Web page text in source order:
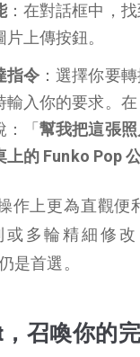
：在對話框中，
上傳按鈕。
指令 ：選擇你要
輸入你的要求。
：「幫我把這張
的 Funko Pop 公
作上更為直觀便
多輪精細修
是首選。
召喚你的